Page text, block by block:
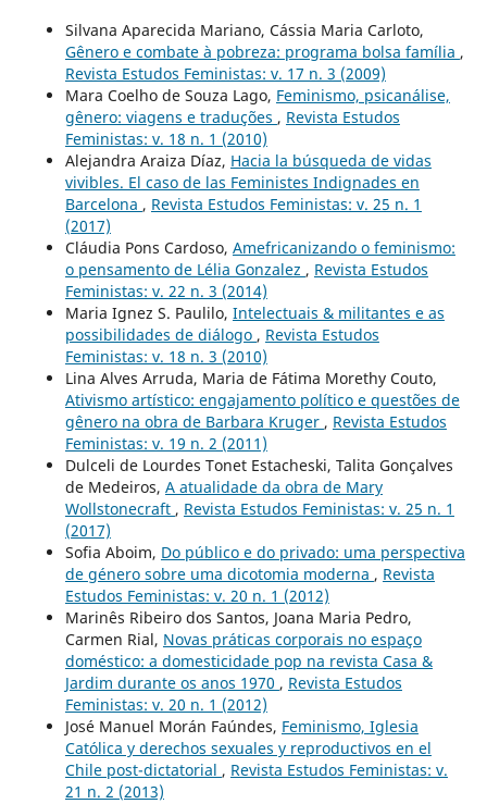
Silvana Aparecida Mariano, Cássia Maria Carloto,
Gênero e combate à pobreza: programa bolsa família ,
Revista Estudos Feministas: v. 17 n. 3 (2009)
Mara Coelho de Souza Lago, Feminismo, psicanálise,
gênero: viagens e traduções , Revista Estudos
Feministas: v. 18 n. 1 (2010)
Alejandra Araiza Díaz, Hacia la búsqueda de vidas
vivibles. El caso de las Feministes Indignades en
Barcelona , Revista Estudos Feministas: v. 25 n. 1
(2017)
Cláudia Pons Cardoso, Amefricanizando o feminismo:
o pensamento de Lélia Gonzalez , Revista Estudos
Feministas: v. 22 n. 3 (2014)
Maria Ignez S. Paulilo, Intelectuais & militantes e as
possibilidades de diálogo , Revista Estudos
Feministas: v. 18 n. 3 (2010)
Lina Alves Arruda, Maria de Fátima Morethy Couto,
Ativismo artístico: engajamento político e questões de
gênero na obra de Barbara Kruger , Revista Estudos
Feministas: v. 19 n. 2 (2011)
Dulceli de Lourdes Tonet Estacheski, Talita Gonçalves
de Medeiros, A atualidade da obra de Mary
Wollstonecraft , Revista Estudos Feministas: v. 25 n. 1
(2017)
Sofia Aboim, Do público e do privado: uma perspectiva
de género sobre uma dicotomia moderna , Revista
Estudos Feministas: v. 20 n. 1 (2012)
Marinês Ribeiro dos Santos, Joana Maria Pedro,
Carmen Rial, Novas práticas corporais no espaço
doméstico: a domesticidade pop na revista Casa &
Jardim durante os anos 1970 , Revista Estudos
Feministas: v. 20 n. 1 (2012)
José Manuel Morán Faúndes, Feminismo, Iglesia
Católica y derechos sexuales y reproductivos en el
Chile post-dictatorial , Revista Estudos Feministas: v.
21 n. 2 (2013)